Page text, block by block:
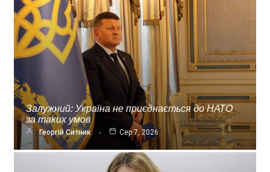
Залужний: Україна не приєднається до НАТО
за таких умов
Георгій Ситник Сер 7, 2026